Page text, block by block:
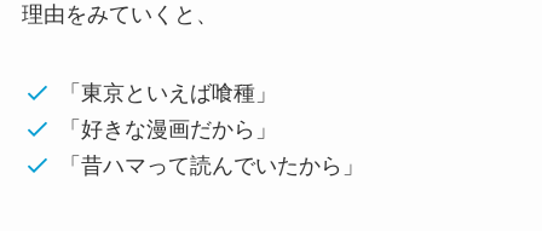
理由をみていくと、
「東京といえば喰種」
「好きな漫画だから」
「昔ハマって読んでいたから」